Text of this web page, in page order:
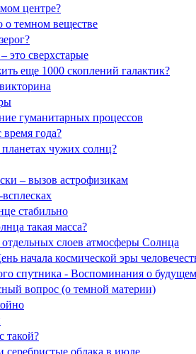
центре?
темном веществе
это сверхстарые
еще 1000 скоплений галактик?
гуманитарных процессов
время года?
планетах чужих солнц?
– вызов астрофизикам
стабильно
такая масса?
слоев атмосферы Солнца
начала космической эры
спутника - Воспоминания о будущем
вопрос (о темной материи)
такой?